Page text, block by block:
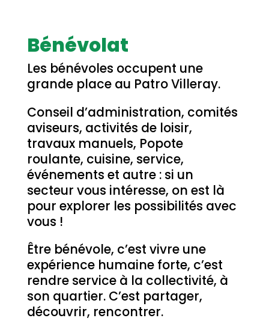
Bénévolat
Les bénévoles occupent une
grande place au Patro Villeray.
Conseil d’administration, comités
aviseurs, activités de loisir,
travaux manuels, Popote
roulante, cuisine, service,
événements et autre : si un
secteur vous intéresse, on est là
pour explorer les possibilités avec
vous !
Être bénévole, c’est vivre une
expérience humaine forte, c’est
rendre service à la collectivité, à
son quartier. C’est partager,
découvrir, rencontrer.